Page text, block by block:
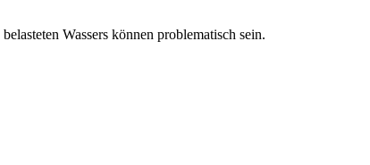
Wassers können problematisch sein.